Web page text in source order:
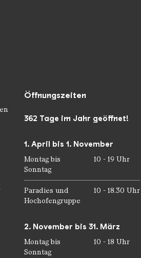
Öffnungszeiten
362 Tage im Jahr geöffnet!
1. April bis 1. November
Montag bis
Sonntag
10 - 19 Uhr
Paradies und
Hochofengruppe
10 - 18.30 Uhr
2. November bis 31. März
Montag bis
Sonntag
10 - 18 Uhr